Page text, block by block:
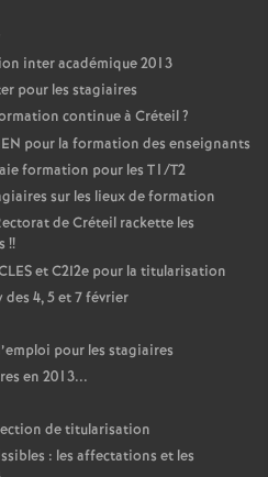
inter académique 2013
pour les stagiaires
continue à Créteil?
pour la formation des enseignants
formation pour les T1/T2
sur les lieux de formation
de Créteil rackette les
!!
et C2I2e pour la titularisation
des 4, 5 et 7 février
pour les stagiaires
en 2013...
de titularisation
: les affectations et les